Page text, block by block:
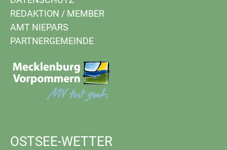
REDAKTION / MEMBER
AMT NIEPARS
PARTNERGEMEINDE
OSTSEE-WETTER